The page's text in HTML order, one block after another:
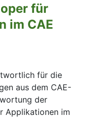
für
im CAE
für die
aus dem CAE-
der
Applikationen im